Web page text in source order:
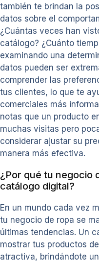
también te brindan la
datos sobre el
¿Cuántas veces han
catálogo? ¿Cuánto
examinando una
datos pueden ser
comprender las
tus clientes, lo que te
comerciales más
notas que un producto
muchas visitas pero
considerar ajustar su
manera más efectiva.
¿Por qué tu negocio
catálogo digital?
En un mundo cada vez
tu negocio de ropa se
últimas tendencias. Un
mostrar tus productos
atractiva, brindándote